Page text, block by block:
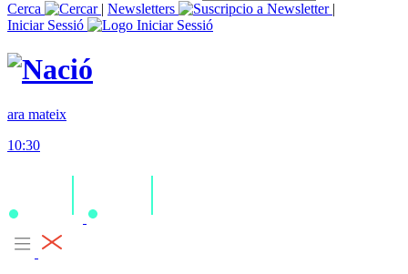
Cerca
| Newsletters
|
Iniciar Sessió
ara mateix
10:30